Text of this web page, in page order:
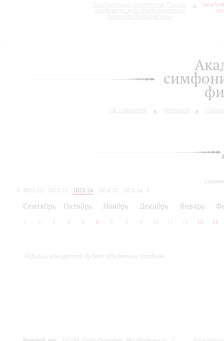
Об оркестре История
2021/22 2022/23 2023/24 2024/25
2025/26
Сентябрь Октябрь Ноябрь Декабрь Январь
2 3 4 5 6 7 8 9 10 12 13 14
Афиша концертов будет объявлена позднее
Большой зал: 191186, Санкт-Петербург, Михайловская ул., 2 Часы